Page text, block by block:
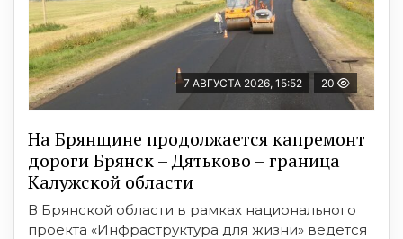
7 АВГУСТА 2026, 15:52 20
На Брянщине продолжается капремонт
дороги Брянск – Дятьково – граница
Калужской области
В Брянской области в рамках национального
проекта «Инфраструктура для жизни» ведется